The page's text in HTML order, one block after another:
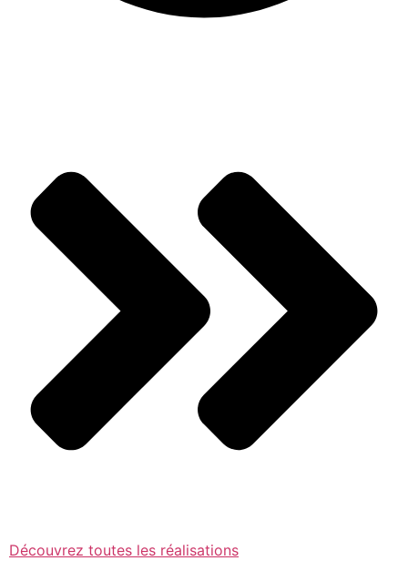
Découvrez toutes les réalisations